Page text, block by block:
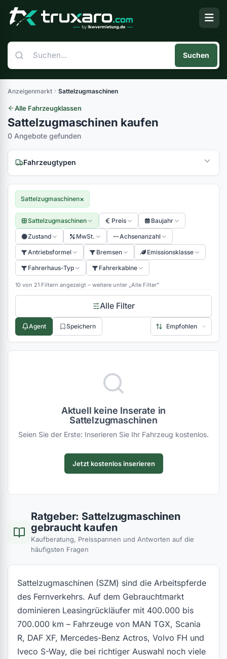
Suchen
Anzeigenmarkt Sattelzugmaschinen
Alle Fahrzeugklassen
Sattelzugmaschinen kaufen
0 Angebote gefunden
Fahrzeugtypen
(0)
(0)
(0)
(0)
(0)
Sattelzugmaschinen×
Sattelzugmaschinen Preis Baujahr
Zustand MwSt. Achsenanzahl
Antriebsformel Bremsen Emissionsklasse
Fahrerhaus-Typ Fahrerkabine
10 von 21 Filtern angezeigt – weitere unter „Alle Filter“
Alle Filter
Agent Speichern
Aktuell keine Inserate in
Sattelzugmaschinen
Seien Sie der Erste: Inserieren Sie Ihr Fahrzeug kostenlos.
Jetzt kostenlos inserieren
Ratgeber: Sattelzugmaschinen
gebraucht kaufen
Kaufberatung, Preisspannen und Antworten auf die
häufigsten Fragen
Sattelzugmaschinen (SZM) sind die Arbeitspferde
des Fernverkehrs. Auf dem Gebrauchtmarkt
dominieren Leasingrückläufer mit 400.000 bis
700.000 km – Fahrzeuge von MAN TGX, Scania
R, DAF XF, Mercedes-Benz Actros, Volvo FH und
Iveco S-Way, die bei richtiger Auswahl noch viele